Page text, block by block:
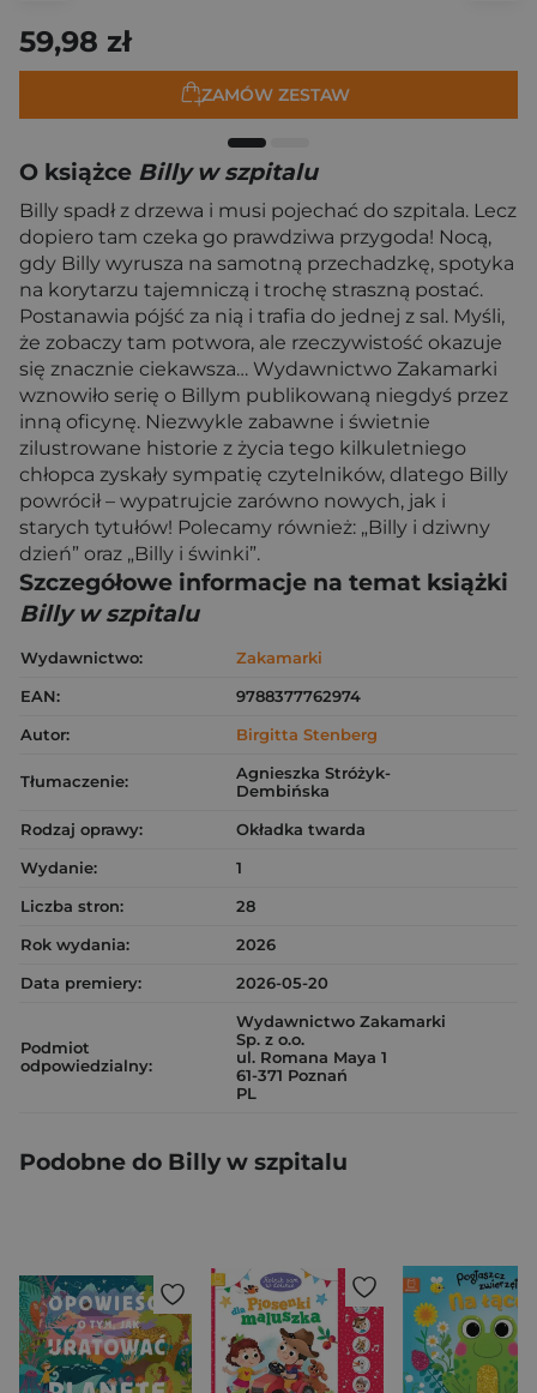
59,98 zł
ZAMÓW ZESTAW
O książce Billy w szpitalu
Billy spadł z drzewa i musi pojechać do szpitala. Lecz
dopiero tam czeka go prawdziwa przygoda! Nocą,
gdy Billy wyrusza na samotną przechadzkę, spotyka
na korytarzu tajemniczą i trochę straszną postać.
Postanawia pójść za nią i trafia do jednej z sal. Myśli,
że zobaczy tam potwora, ale rzeczywistość okazuje
się znacznie ciekawsza… Wydawnictwo Zakamarki
wznowiło serię o Billym publikowaną niegdyś przez
inną oficynę. Niezwykle zabawne i świetnie
zilustrowane historie z życia tego kilkuletniego
chłopca zyskały sympatię czytelników, dlatego Billy
powrócił – wypatrujcie zarówno nowych, jak i
starych tytułów! Polecamy również: „Billy i dziwny
dzień” oraz „Billy i świnki”.
Szczegółowe informacje na temat książki
Billy w szpitalu
Wydawnictwo:
Zakamarki
EAN:
9788377762974
Autor:
Birgitta Stenberg
Tłumaczenie:
Agnieszka Stróżyk-
Dembińska
Rodzaj oprawy:
Okładka twarda
Wydanie:
1
Liczba stron:
28
Rok wydania:
2026
Data premiery:
2026-05-20
Podmiot
odpowiedzialny:
Wydawnictwo Zakamarki
Sp. z o.o.
ul. Romana Maya 1
61-371 Poznań
PL
Podobne do Billy w szpitalu